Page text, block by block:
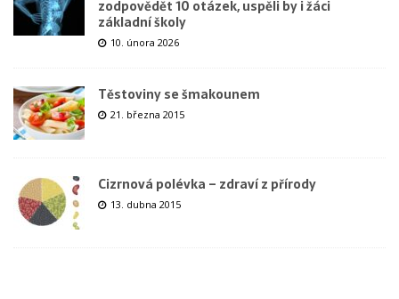
zodpovědět 10 otázek, uspěli by i žáci
základní školy
10. února 2026
Těstoviny se šmakounem
21. března 2015
Cizrnová polévka – zdraví z přírody
13. dubna 2015